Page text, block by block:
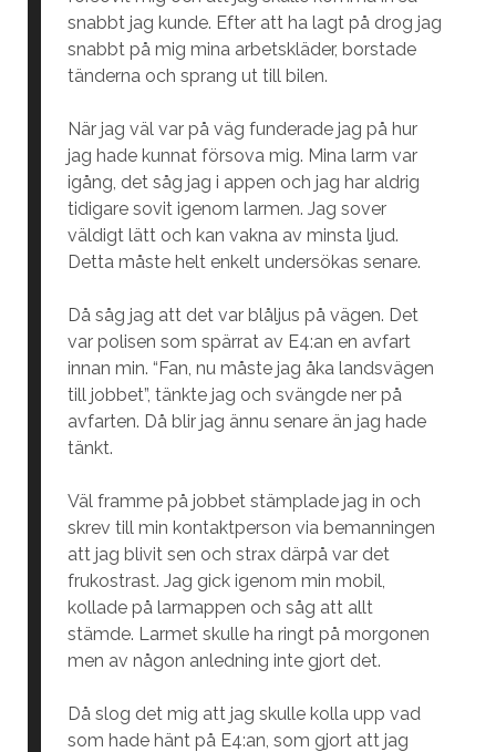
snabbt jag kunde. Efter att ha lagt på drog jag
snabbt på mig mina arbetskläder, borstade
tänderna och sprang ut till bilen.
När jag väl var på väg funderade jag på hur
jag hade kunnat försova mig. Mina larm var
igång, det såg jag i appen och jag har aldrig
tidigare sovit igenom larmen. Jag sover
väldigt lätt och kan vakna av minsta ljud.
Detta måste helt enkelt undersökas senare.
Då såg jag att det var blåljus på vägen. Det
var polisen som spärrat av E4:an en avfart
innan min. “Fan, nu måste jag åka landsvägen
till jobbet”, tänkte jag och svängde ner på
avfarten. Då blir jag ännu senare än jag hade
tänkt.
Väl framme på jobbet stämplade jag in och
skrev till min kontaktperson via bemanningen
att jag blivit sen och strax därpå var det
frukostrast. Jag gick igenom min mobil,
kollade på larmappen och såg att allt
stämde. Larmet skulle ha ringt på morgonen
men av någon anledning inte gjort det.
Då slog det mig att jag skulle kolla upp vad
som hade hänt på E4:an, som gjort att jag